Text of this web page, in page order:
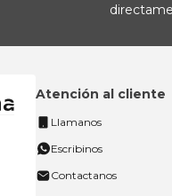
Atención al cliente
Llamanos
Escribinos
Contactanos